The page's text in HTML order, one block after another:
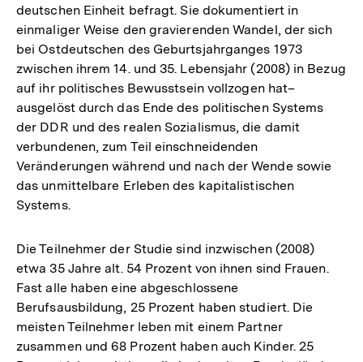
deutschen Einheit befragt. Sie dokumentiert in
einmaliger Weise den gravierenden Wandel, der sich
bei Ostdeutschen des Geburtsjahrganges 1973
zwischen ihrem 14. und 35. Lebensjahr (2008) in Bezug
auf ihr politisches Bewusstsein vollzogen hat–
ausgelöst durch das Ende des politischen Systems
der DDR und des realen Sozialismus, die damit
verbundenen, zum Teil einschneidenden
Veränderungen während und nach der Wende sowie
das unmittelbare Erleben des kapitalistischen
Systems.
Die Teilnehmer der Studie sind inzwischen (2008)
etwa 35 Jahre alt. 54 Prozent von ihnen sind Frauen.
Fast alle haben eine abgeschlossene
Berufsausbildung, 25 Prozent haben studiert. Die
meisten Teilnehmer leben mit einem Partner
zusammen und 68 Prozent haben auch Kinder. 25